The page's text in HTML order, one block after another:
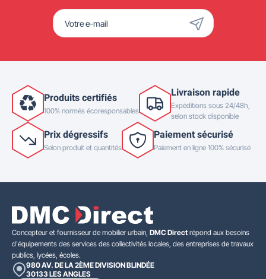
Produits certifiés
100% normés écoresponsables
Livraison rapide
Expéditions sous 24/48h,
selon stock disponible
Prix dégressifs
Selon produit et quantités
Paiement sécurisé
Paiement en ligne 100% sécurisé
Concepteur et fournisseur de mobilier urbain, DMC Direct répond aux besoins
d'équipements des services des collectivités locales, des entreprises de travaux
publics, lycées, écoles.
980 AV. DE LA 2ÈME DIVISION BLINDÉE
30133 LES ANGLES